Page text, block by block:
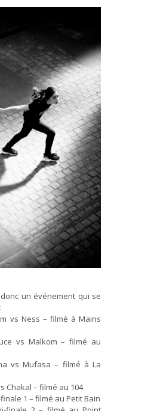
un événement qui se
vs Ness – filmé à Mains
vs Malkom – filmé au
vs Mufasa – filmé à La
Chakal – filmé au 104
1 – filmé au Petit Bain